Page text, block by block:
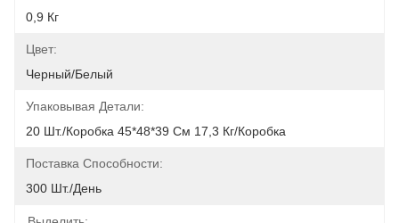
0,9 Кг
Цвет:
Черный/Белый
Упаковывая Детали:
20 Шт./коробка 45*48*39 См 17,3 Кг/коробка
Поставка Способности:
300 Шт./день